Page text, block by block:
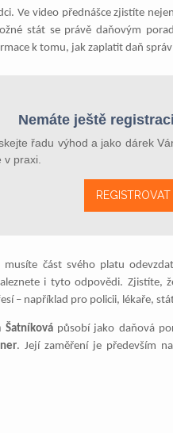
Ve video přednášce zjistíte
stát se právě daňovým
k tomu, jak zaplatit daň
Nemáte ještě
řadu výhod a jako dárek
v praxi.
musíte část svého platu
i tyto odpovědi. Zjistíte,
– například pro policii, lékaře,
Šatníkovápůsobí jako daňová
. Její zaměření je především